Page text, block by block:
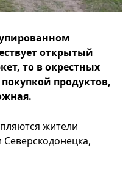
открытый
то в окрестных
продуктов,
жители